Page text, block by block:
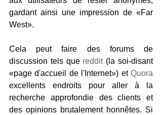
gardant ainsi une impression de «Far
West».
Cela peut faire des forums de
discussion tels que reddit (la soi-disant
«page d'accueil de l'Internet») et Quora
excellents endroits pour aller à la
recherche approfondie des clients et
des opinions brutalement honnêtes. Si